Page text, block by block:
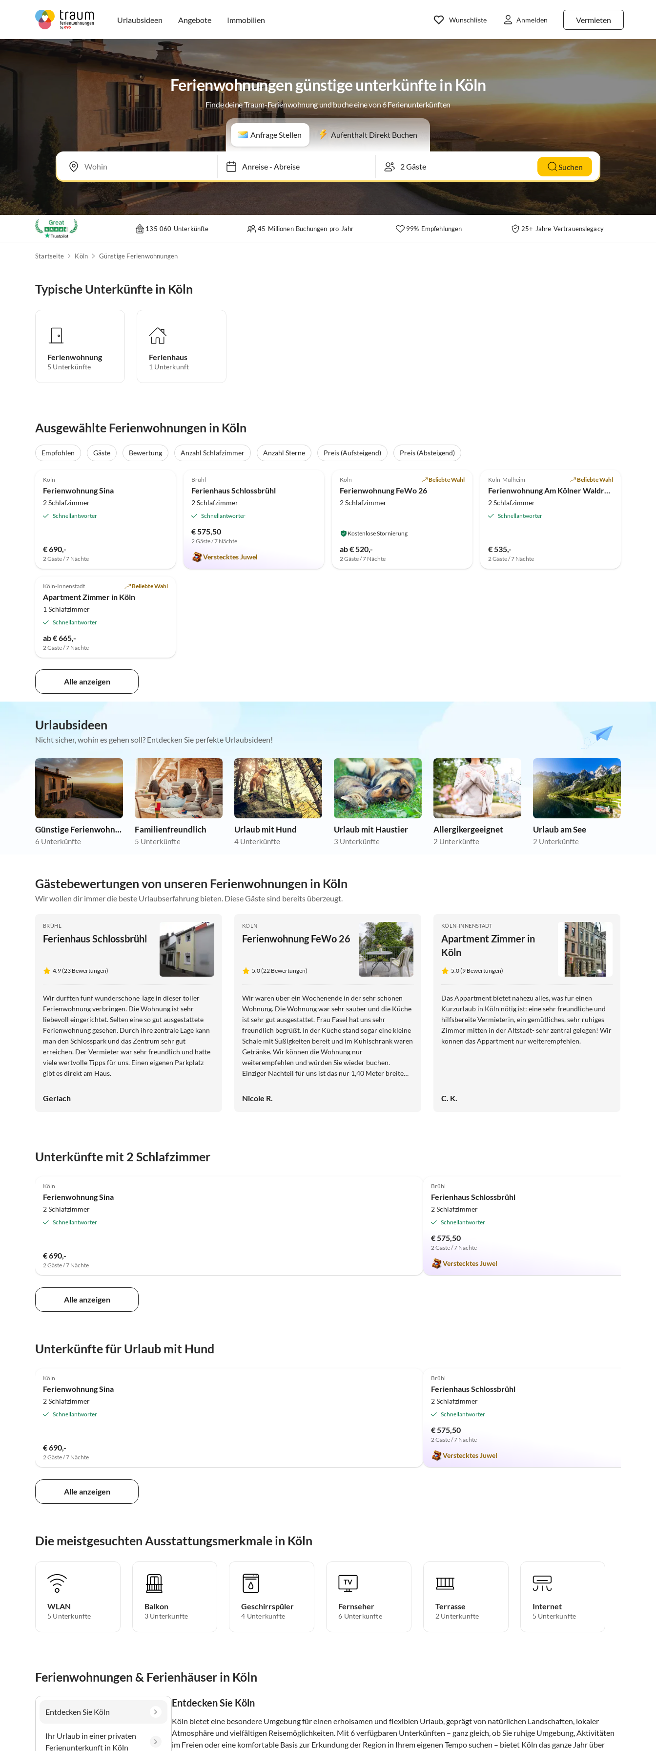
Urlaubsideen Angebote Immobilien Vermieten
Wunschliste Anmelden
Ferienwohnungen günstige unterkünfte in Köln
Finde deine Traum-Ferienwohnung und buche eine von 6 Ferienunterkünften
Anfrage Stellen Aufenthalt Direkt Buchen
Anreise-Abreise Suchen
135 060 Unterkünfte 45 Millionen Buchungen pro Jahr 99% Empfehlungen 25+ Jahre Vertrauenslegacy
Startseite Köln Günstige Ferienwohnungen
Typische Unterkünfte in Köln
Ferienwohnung
5 Unterkünfte
Ferienhaus
1 Unterkunft
Ausgewählte Ferienwohnungen in Köln
Empfohlen Gäste Bewertung Anzahl Schlafzimmer Anzahl Sterne Preis (Aufsteigend)
Preis (Absteigend)
Köln
Ferienwohnung Sina
2 Schlafzimmer
Schnellantworter
€ 690,-
2 Gäste / 7 Nächte
Top-Inserat
Brühl
Ferienhaus Schlossbrühl
2 Schlafzimmer
Schnellantworter
€ 575,50
2 Gäste / 7 Nächte
Verstecktes Juwel
Köln Beliebte Wahl
Ferienwohnung FeWo 26
2 Schlafzimmer
Kostenlose Stornierung
ab € 520,-
2 Gäste / 7 Nächte
Köln-Mülheim Beliebte Wahl
Ferienwohnung Am Kölner Waldrand
2 Schlafzimmer
Schnellantworter
€ 535,-
2 Gäste / 7 Nächte
5.0 (9)
Köln-Innenstadt Beliebte Wahl
Apartment Zimmer in Köln
1 Schlafzimmer
Schnellantworter
ab € 665,-
2 Gäste / 7 Nächte
Alle anzeigen
Urlaubsideen
Nicht sicher, wohin es gehen soll? Entdecken Sie perfekte Urlaubsideen!
Günstige Ferienwohnungen
6 Unterkünfte
Familienfreundlich
5 Unterkünfte
Urlaub mit Hund
4 Unterkünfte
Urlaub mit Haustier
3 Unterkünfte
Allergikergeeignet
2 Unterkünfte
Urlaub am See
2 Unterkünfte
Gästebewertungen von unseren Ferienwohnungen in Köln
Wir wollen dir immer die beste Urlaubserfahrung bieten. Diese Gäste sind bereits überzeugt.
BRÜHL
Ferienhaus Schlossbrühl
4.9 (23 Bewertungen)
Wir durften fünf wunderschöne Tage in dieser toller
Ferienwohnung verbringen. Die Wohnung ist sehr
liebevoll eingerichtet. Selten eine so gut ausgestattete
Ferienwohnung gesehen. Durch ihre zentrale Lage kann
man den Schlosspark und das Zentrum sehr gut
erreichen. Der Vermieter war sehr freundlich und hatte
viele wertvolle Tipps für uns. Einen eigenen Parkplatz
gibt es direkt am Haus.
Gerlach
KÖLN
Ferienwohnung FeWo 26
5.0 (22 Bewertungen)
Wir waren über ein Wochenende in der sehr schönen
Wohnung. Die Wohnung war sehr sauber und die Küche
ist sehr gut ausgestattet. Frau Fasel hat uns sehr
freundlich begrüßt. In der Küche stand sogar eine kleine
Schale mit Süßigkeiten bereit und im Kühlschrank waren
Getränke. Wir können die Wohnung nur
weiterempfehlen und würden Sie wieder buchen.
Einziger Nachteil für uns ist das nur 1,40 Meter breite
ja auch in der Beschreibung der Wohnung aufgeführt ist.
Nicole R.
KÖLN-INNENSTADT
Apartment Zimmer in
Köln
5.0 (9 Bewertungen)
Das Appartment bietet nahezu alles, was für einen
Kurzurlaub in Köln nötig ist: eine sehr freundliche und
hilfsbereite Vermieterin, ein gemütliches, sehr ruhiges
Zimmer mitten in der Altstadt- sehr zentral gelegen! Wir
können das Appartment nur weiterempfehlen.
C. K.
Unterkünfte mit 2 Schlafzimmer
Köln
Ferienwohnung Sina
2 Schlafzimmer
Schnellantworter
€ 690,-
2 Gäste / 7 Nächte
Brühl
Ferienhaus Schlossbrühl
2 Schlafzimmer
Schnellantworter
€ 575,50
2 Gäste / 7 Nächte
Verstecktes Juwel
Alle anzeigen
Unterkünfte für Urlaub mit Hund
Köln
Ferienwohnung Sina
2 Schlafzimmer
Schnellantworter
€ 690,-
2 Gäste / 7 Nächte
Brühl
Ferienhaus Schlossbrühl
2 Schlafzimmer
Schnellantworter
€ 575,50
2 Gäste / 7 Nächte
Verstecktes Juwel
Alle anzeigen
Die meistgesuchten Ausstattungsmerkmale in Köln
WLAN
5 Unterkünfte
Balkon
3 Unterkünfte
Geschirrspüler
4 Unterkünfte
Fernseher
6 Unterkünfte
Terrasse
2 Unterkünfte
Internet
5 Unterkünfte
Ferienwohnungen & Ferienhäuser in Köln
Entdecken Sie Köln
Ihr Urlaub in einer privaten
Ferienunterkunft in Köln
Entdecken Sie Köln
Köln bietet eine besondere Umgebung für einen erholsamen und flexiblen Urlaub, geprägt von natürlichen Landschaften, lokaler
Atmosphäre und vielfältigen Reisemöglichkeiten. Mit 6 verfügbaren Unterkünften – ganz gleich, ob Sie ruhige Umgebung, Aktivitäten
im Freien oder eine komfortable Basis zur Erkundung der Region in Ihrem eigenen Tempo suchen – bietet Köln das ganze Jahr über